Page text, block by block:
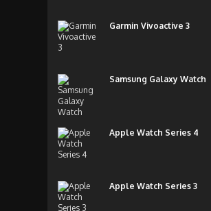
Garmin Vivoactive 3
Samsung Galaxy Watch
Apple Watch Series 4
Apple Watch Series 3